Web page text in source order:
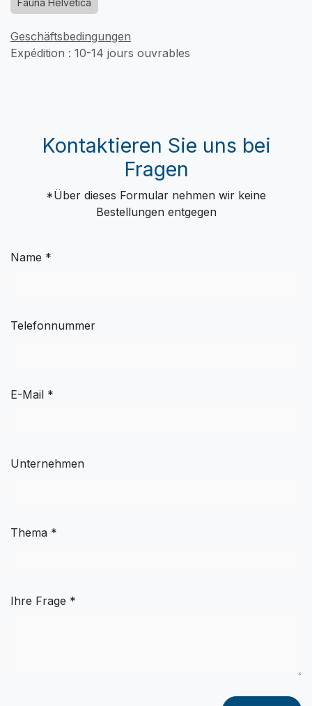
Fauna Helvetica
Geschäftsbedingungen
Expédition : 10-14 jours ouvrables
Kontaktieren Sie uns bei
Fragen
*Über dieses Formular nehmen wir keine
Bestellungen entgegen
Name *
Telefonnummer
E-Mail *
Unternehmen
Thema *
Ihre Frage *